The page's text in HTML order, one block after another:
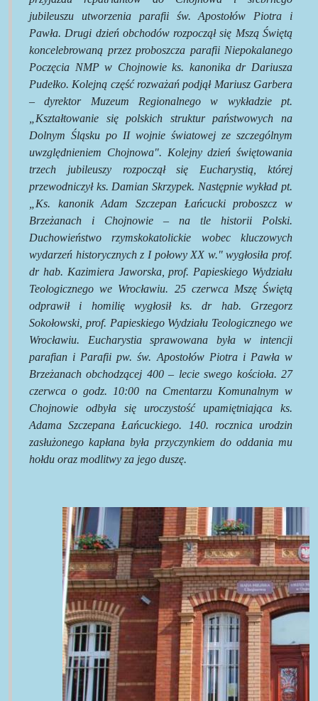
jubileuszu utworzenia parafii św. Apostołów Piotra i
Pawła. Drugi dzień obchodów rozpoczął się Mszą Świętą
koncelebrowaną przez proboszcza parafii Niepokalanego
Poczęcia NMP w Chojnowie ks. kanonika dr Dariusza
Pudełko. Kolejną część rozważań podjął Mariusz Garbera
– dyrektor Muzeum Regionalnego w wykładzie pt.
„Kształtowanie się polskich struktur państwowych na
Dolnym Śląsku po II wojnie światowej ze szczególnym
uwzględnieniem Chojnowa". Kolejny dzień świętowania
trzech jubileuszy rozpoczął się Eucharystią, której
przewodniczył ks. Damian Skrzypek. Następnie wykład pt.
„Ks. kanonik Adam Szczepan Łańcucki proboszcz w
Brzeżanach i Chojnowie – na tle historii Polski.
Duchowieństwo rzymskokatolickie wobec kluczowych
wydarzeń historycznych z I połowy XX w." wygłosiła prof.
dr hab. Kazimiera Jaworska, prof. Papieskiego Wydziału
Teologicznego we Wrocławiu. 25 czerwca Mszę Świętą
odprawił i homilię wygłosił ks. dr hab. Grzegorz
Sokołowski, prof. Papieskiego Wydziału Teologicznego we
Wrocławiu. Eucharystia sprawowana była w intencji
parafian i Parafii pw. św. Apostołów Piotra i Pawła w
Brzeżanach obchodzącej 400 – lecie swego kościoła. 27
czerwca o godz. 10:00 na Cmentarzu Komunalnym w
Chojnowie odbyła się uroczystość upamiętniająca ks.
Adama Szczepana Łańcuckiego. 140. rocznica urodzin
zasłużonego kapłana była przyczynkiem do oddania mu
hołdu oraz modlitwy za jego duszę.